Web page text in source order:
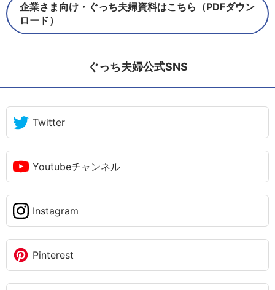
企業さま向け・ぐっち夫婦資料はこちら（PDFダウン
ロード）
ぐっち夫婦公式SNS
Twitter
Youtubeチャンネル
Instagram
Pinterest